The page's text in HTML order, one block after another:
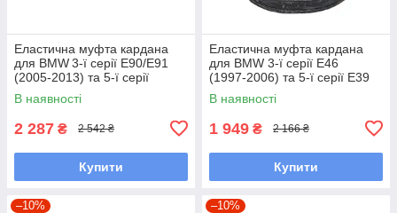
Еластична муфта кардана
для BMW 3‑ї серії E90/E91
(2005‑2013) та 5‑ї серії
F10/F11 (2009‑2016),
N52;N47;N55, 132 мм, 6
В наявності
2 287 ₴ 2 542 ₴
Купити
Еластична муфта кардана
для BMW 3‑ї серії E46
(1997‑2006) та 5‑ї серії E39
(1995‑2003),
M62B44;M73B54, 140 мм, 6
В наявності
1 949 ₴ 2 166 ₴
Купити
–10% –10%